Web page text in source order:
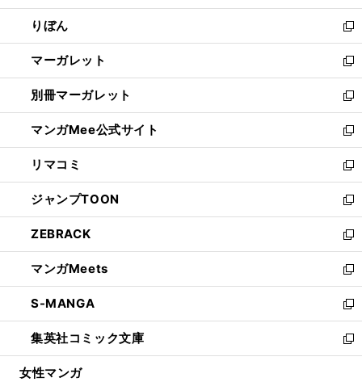
開
く
ウ
で
開
く
ン
ド
ウ
で
開
く
ウ
ィ
ン
ド
ウ
で
開
く
りぼん
新
し
い
ウ
ィ
ン
ド
ウ
で
開
く
マーガレット
新
し
い
ウ
ィ
ン
ド
ウ
で
開
く
別冊マーガレット
新
し
い
ウ
ィ
ン
ド
ウ
で
開
く
マンガMee公式サイト
新
し
い
ウ
ィ
ン
ド
ウ
で
開
く
リマコミ
新
し
い
ウ
ィ
ン
ド
ウ
で
開
く
ジャンプTOON
新
し
い
ウ
ィ
ン
ド
ウ
で
開
ZEBRACK
新
し
い
ウ
ィ
ン
ド
ウ
マンガMeets
新
し
い
ウ
ィ
ン
S-MANGA
新
し
い
ウ
集英社コミック文庫
新
し
女性マンガ